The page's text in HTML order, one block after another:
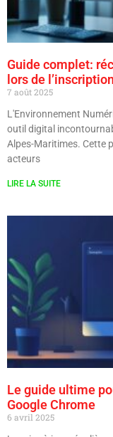
Guide complet:
lors de
7 août 2025
L'Environnement
outil digital
Alpes-Maritimes. Cette
acteurs
LIRE LA SUITE
Le guide ultime
Google Chrome
6 avril 2025